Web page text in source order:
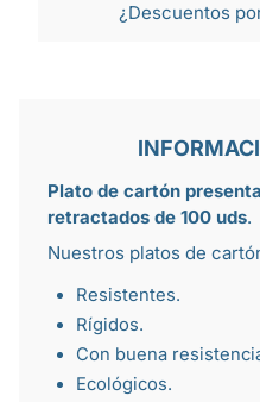
¿Descuentos
Plato de cartón
retractados de 100 uds.
Nuestros platos de
Resistentes.
Rígidos.
Con buena
Ecológicos.